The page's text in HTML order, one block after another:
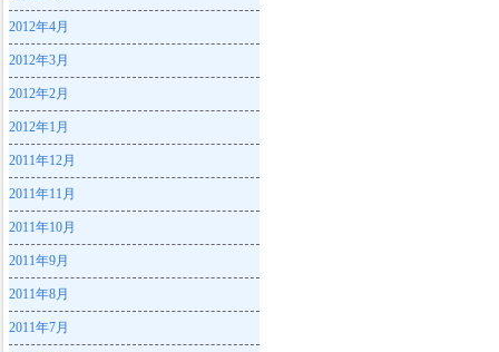
2012年4月
2012年3月
2012年2月
2012年1月
2011年12月
2011年11月
2011年10月
2011年9月
2011年8月
2011年7月